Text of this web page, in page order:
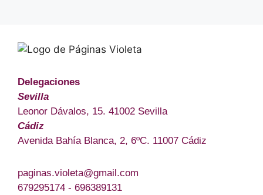
Delegaciones
Sevilla
Leonor Dávalos, 15. 41002 Sevilla
Cádiz
Avenida Bahía Blanca, 2, 6ºC. 11007 Cádiz
paginas.violeta@gmail.com
679295174 - 696389131